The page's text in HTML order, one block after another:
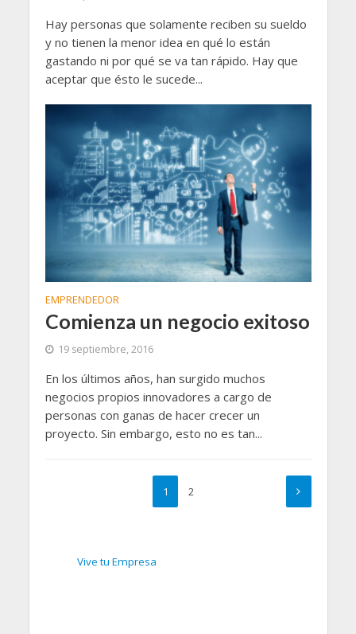
Hay personas que solamente reciben su sueldo
y no tienen la menor idea en qué lo están
gastando ni por qué se va tan rápido. Hay que
aceptar que ésto le sucede...
EMPRENDEDOR
Comienza un negocio exitoso
19 septiembre, 2016
En los últimos años, han surgido muchos
negocios propios innovadores a cargo de
personas con ganas de hacer crecer un
proyecto. Sin embargo, esto no es tan...
1 2
Vive tu Empresa